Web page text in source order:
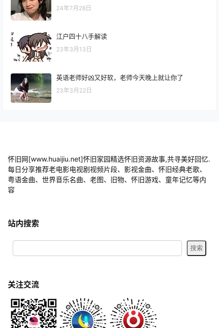
24年7月28日
江户四十八手解读
23年3月13日
英语老师好凶又好软，老师今天晚上就让你了
23年3月22日
怀旧网[www.huaijiu.net]怀旧家园精选怀旧资源故事,共寻美好回忆.
每日分享推荐老电影电视剧视频片段、影视金曲、怀旧经典老歌、
粤语金曲、世界音乐名曲、老图、旧物、怀旧游戏、童年记忆等内
容
站内搜索
关注交流